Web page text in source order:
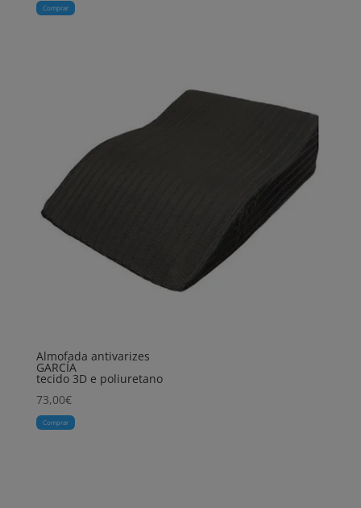
Comprar
Almofada antivarizes
GARCÍA
tecido 3D e poliuretano
73,00€
Comprar